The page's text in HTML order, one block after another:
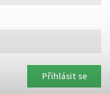
Přihlásit se